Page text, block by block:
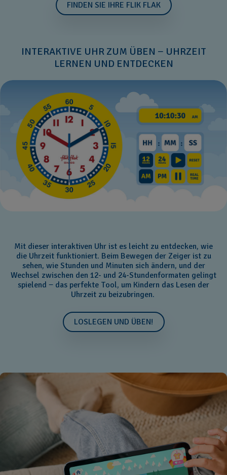
FINDEN SIE IHRE FLIK FLAK
INTERAKTIVE UHR ZUM ÜBEN − UHRZEIT
LERNEN UND ENTDECKEN
Mit dieser interaktiven Uhr ist es leicht zu entdecken, wie
die Uhrzeit funktioniert. Beim Bewegen der Zeiger ist zu
sehen, wie Stunden und Minuten sich ändern, und der
Wechsel zwischen den 12- und 24-Stundenformaten gelingt
spielend − das perfekte Tool, um Kindern das Lesen der
Uhrzeit zu beizubringen.
LOSLEGEN UND ÜBEN!